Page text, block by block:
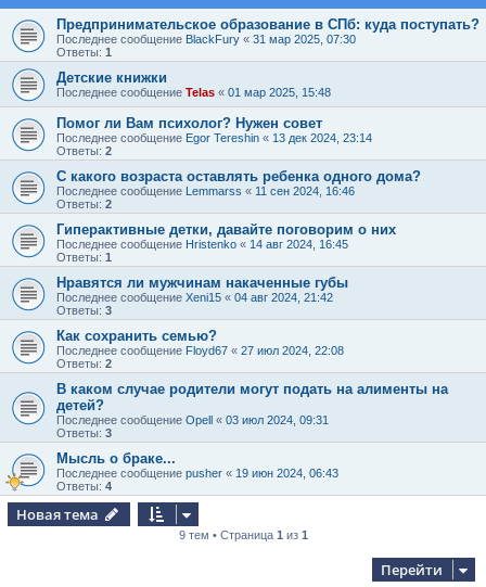
Предпринимательское образование в СПб: куда поступать?
Последнее сообщение BlackFury « 31 мар 2025, 07:30
Ответы: 1
Детские книжки
Последнее сообщение Telas « 01 мар 2025, 15:48
Помог ли Вам психолог? Нужен совет
Последнее сообщение Egor Tereshin « 13 дек 2024, 23:14
Ответы: 2
С какого возраста оставлять ребенка одного дома?
Последнее сообщение Lemmarss « 11 сен 2024, 16:46
Ответы: 2
Гиперактивные детки, давайте поговорим о них
Последнее сообщение Hristenko « 14 авг 2024, 16:45
Ответы: 1
Нравятся ли мужчинам накаченные губы
Последнее сообщение Xeni15 « 04 авг 2024, 21:42
Ответы: 3
Как сохранить семью?
Последнее сообщение Floyd67 « 27 июл 2024, 22:08
Ответы: 2
В каком случае родители могут подать на алименты на
детей?
Последнее сообщение Opell « 03 июл 2024, 09:31
Ответы: 3
Мысль о браке...
Последнее сообщение pusher « 19 июн 2024, 06:43
Ответы: 4
Новая тема
9 тем • Страница 1 из 1
Перейти